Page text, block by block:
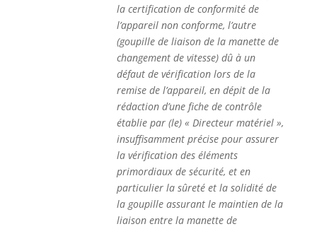
la certification de conformité de
l’appareil non conforme, l’autre
(goupille de liaison de la manette de
changement de vitesse) dû à un
défaut de vérification lors de la
remise de l’appareil, en dépit de la
rédaction d’une fiche de contrôle
établie par (le) « Directeur matériel »,
insuffisamment précise pour assurer
la vérification des éléments
primordiaux de sécurité, et en
particulier la sûreté et la solidité de
la goupille assurant le maintien de la
liaison entre la manette de